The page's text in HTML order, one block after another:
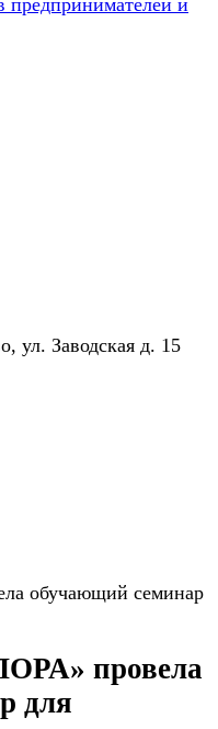
предпринимателей и
ул. Заводская д. 15
обучающий семинар
провела
для